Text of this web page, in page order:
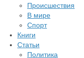
Происшествия
В мире
Спорт
Книги
Статьи
Политика